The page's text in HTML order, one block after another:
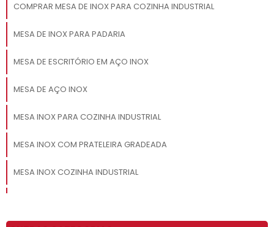
COMPRAR MESA DE INOX PARA COZINHA INDUSTRIAL
MESA DE INOX PARA PADARIA
MESA DE ESCRITÓRIO EM AÇO INOX
MESA DE AÇO INOX
MESA INOX PARA COZINHA INDUSTRIAL
MESA INOX COM PRATELEIRA GRADEADA
MESA INOX COZINHA INDUSTRIAL